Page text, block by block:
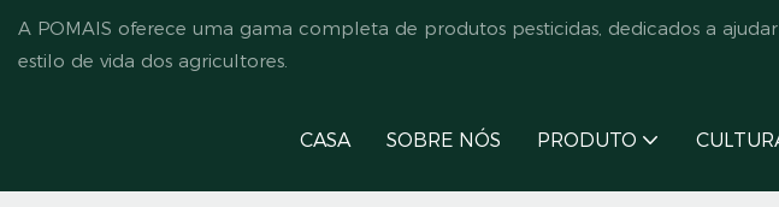
A POMAIS oferece uma gama completa de produtos pesticidas, dedicados a
estilo de vida dos agricultores.
CASA SOBRE NÓS PRODUTO